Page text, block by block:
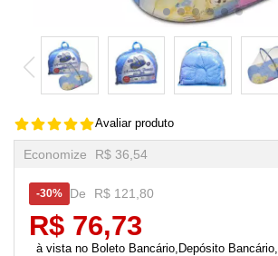
Avaliar produto
De R$ 121,80
Economize R$ 36,54
30%
R$ 76,73
Boleto Bancário,Depósito